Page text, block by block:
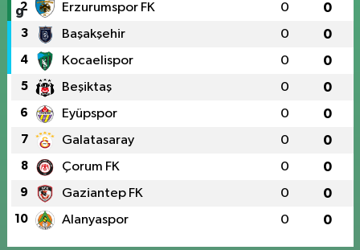
2 Erzurumspor FK 0 0
3 Başakşehir 0 0
4 Kocaelispor 0 0
5 Beşiktaş 0 0
6 Eyüpspor 0 0
7 Galatasaray 0 0
8 Çorum FK 0 0
9 Gaziantep FK 0 0
10 Alanyaspor 0 0